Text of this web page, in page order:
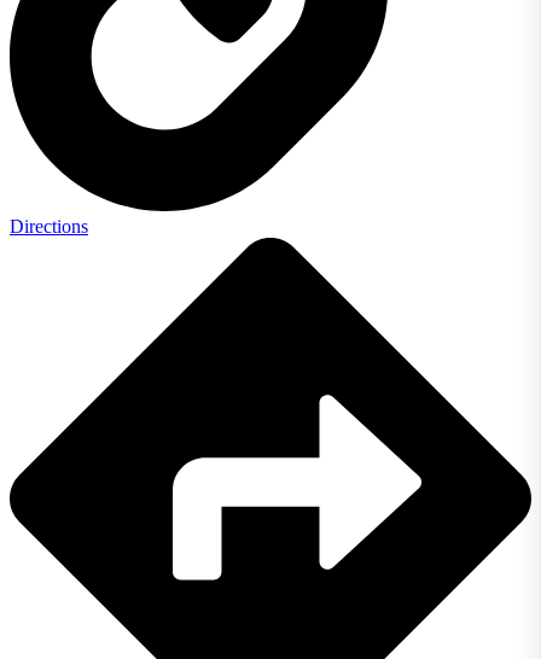
Directions